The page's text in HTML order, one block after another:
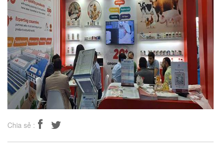
Chia sẻ :